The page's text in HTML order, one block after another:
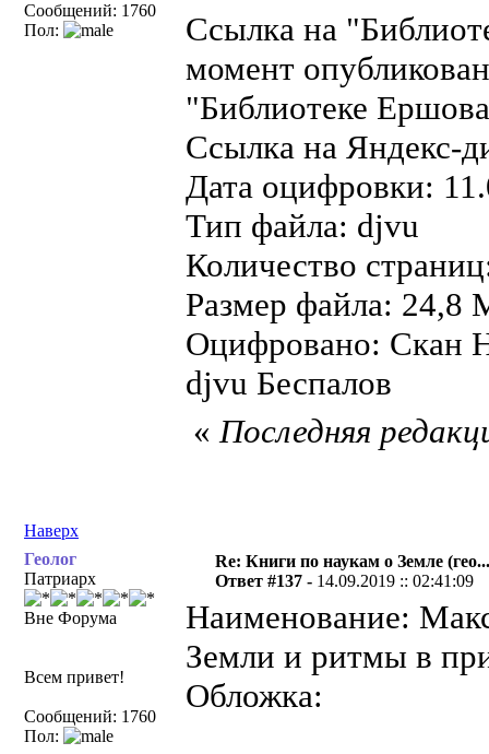
Сообщений: 1760
Пол:
Ссылка на
момент
"Библиотеке
Ссылка на Яндекс-
Дата оцифровки:
Тип файла: djvu
Количество
Размер файла: 24,8
Оцифровано: Скан
djvu Беспалов
Наверх
«Последняя
Геолог
Патриарх
Вне Форума
Всем привет!
Сообщений: 1760
Пол:
Re: Книги по наукам о Земле
Ответ #137 - 14.09.2019 :: 02:41:09
Наименование:
Земли и ритмы в
Обложка: